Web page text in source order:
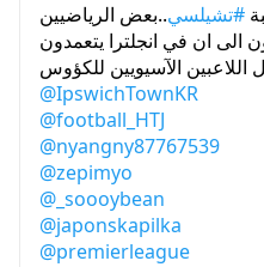
#تشيلسي..بعض الرياضيين
الى ان في انجلترا يتعمدون
اللاعبين الآسيويين للكؤوس
@IpswichTownKR
@football_HTJ
@nyangny87767539
@zepimyo
@_soooybean
@japonskapilka
@premierleague